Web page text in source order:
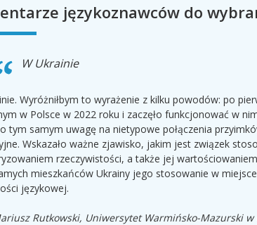
językoznawców do
W Ukrainie
Wyróżniłbym to wyrażenie z kilku powodów: po
w Polsce w 2022 roku i zaczęło funkcjonować w
tym samym uwagę na nietypowe połączenia
Wskazało ważne zjawisko, jakim jest związek
rzeczywistości, a także jej
mieszkańców Ukrainy jego stosowanie w
językowej.
Rutkowski, Uniwersytet Warmińsko-Mazurski w